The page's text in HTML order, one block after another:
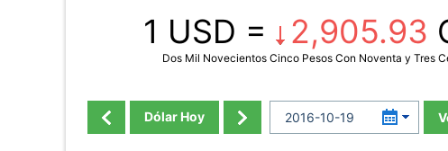
1 USD = 2,905.93
Dos Mil Novecientos Cinco Pesos Con Noventa y Tres
Dólar Hoy